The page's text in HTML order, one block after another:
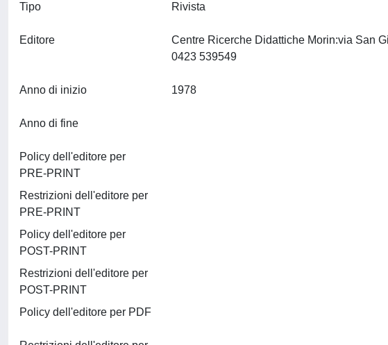
Tipo Rivista
Editore Centre Ricerche Didattiche Morin:via San
Anno di inizio
Anno di fine
Policy dell'editore per
PRE-PRINT
Restrizioni dell'editore per
PRE-PRINT
Policy dell'editore per
POST-PRINT
Restrizioni dell'editore per
POST-PRINT
Policy dell'editore per PDF